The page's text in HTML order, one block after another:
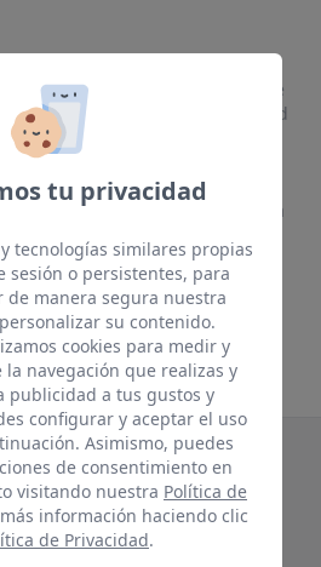
con densidad reportada de
indicado, lo que aporta estabilidad
venir con biseles en los cuatro
el efecto auténtico de madera.
que imita madera con textura
que aportan sensación táctil
interesar
relacionados
tu privacidad
tecnologías similares propias
sesión o persistentes, para
de manera segura nuestra
su contenido.
cookies para medir y
navegación que realizas y
publicidad a tus gustos y
configurar y aceptar el uso
Asimismo, puedes
de consentimiento en
visitando nuestra Política de
información haciendo clic
de Privacidad.